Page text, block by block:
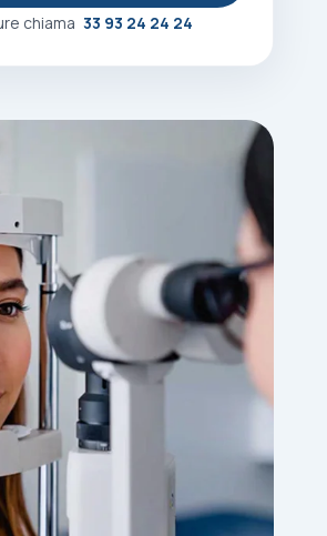
chiama 33 93 24 24 24